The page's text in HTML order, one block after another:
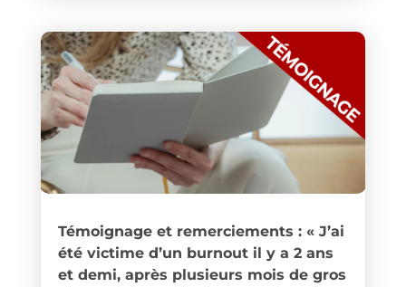
Témoignage et remerciements : « J’ai
été victime d’un burnout il y a 2 ans
et demi, après plusieurs mois de gros